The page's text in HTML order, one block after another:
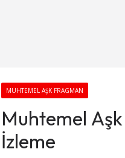
MUHTEMEL AŞK FRAGMAN
Muhtemel
İzleme